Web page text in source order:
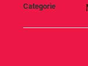
Categorie